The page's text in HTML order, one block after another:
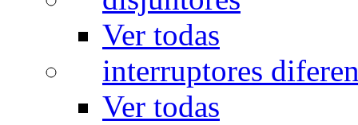
Ver todas
interruptores
Ver todas